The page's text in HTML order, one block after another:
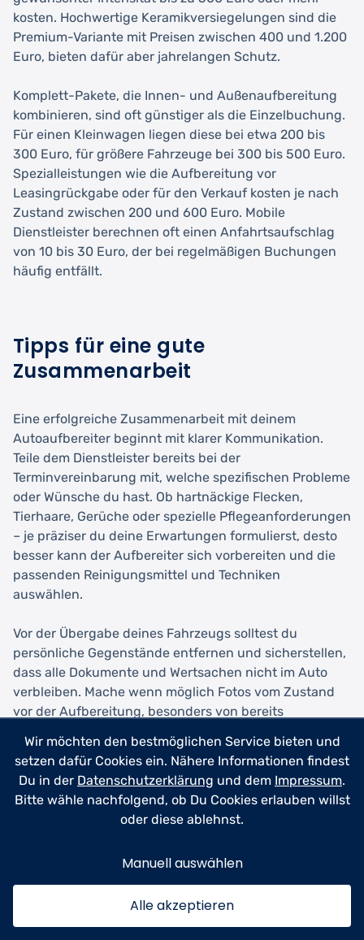
kosten. Hochwertige Keramikversiegelungen sind die
Premium-Variante mit Preisen zwischen 400 und 1.200
Euro, bieten dafür aber jahrelangen Schutz.
Komplett-Pakete, die Innen- und Außenaufbereitung
kombinieren, sind oft günstiger als die Einzelbuchung.
Für einen Kleinwagen liegen diese bei etwa 200 bis
300 Euro, für größere Fahrzeuge bei 300 bis 500 Euro.
Spezialleistungen wie die Aufbereitung vor
Leasingrückgabe oder für den Verkauf kosten je nach
Zustand zwischen 200 und 600 Euro. Mobile
Dienstleister berechnen oft einen Anfahrtsaufschlag
von 10 bis 30 Euro, der bei regelmäßigen Buchungen
häufig entfällt.
Tipps für eine gute
Zusammenarbeit
Eine erfolgreiche Zusammenarbeit mit deinem
Autoaufbereiter beginnt mit klarer Kommunikation.
Teile dem Dienstleister bereits bei der
Terminvereinbarung mit, welche spezifischen Probleme
oder Wünsche du hast. Ob hartnäckige Flecken,
Tierhaare, Gerüche oder spezielle Pflegeanforderungen
– je präziser du deine Erwartungen formulierst, desto
besser kann der Aufbereiter sich vorbereiten und die
passenden Reinigungsmittel und Techniken
auswählen.
Vor der Übergabe deines Fahrzeugs solltest du
persönliche Gegenstände entfernen und sicherstellen,
dass alle Dokumente und Wertsachen nicht im Auto
verbleiben. Mache wenn möglich Fotos vom Zustand
vor der Aufbereitung, besonders von bereits
dient der Absicherung beider Seiten und vermeidet
spätere Missverständnisse. Informiere den Dienstleister
auch über bekannte Macken oder Besonderheiten
deines Fahrzeugs, etwa empfindliche Bedienelemente
Nach der Aufbereitung solltest du dir Zeit nehmen, das
Ergebnis gemeinsam mit dem Dienstleister zu
begutachten. Professionelle Anbieter zeigen dir gerne
ihre Arbeit und erklären, welche Schritte durchgeführt
Wir möchten den bestmöglichen Service bieten und
setzen dafür Cookies ein. Nähere Informationen findest
Du in der Datenschutzerklärung und dem Impressum.
Bitte wähle nachfolgend, ob Du Cookies erlauben willst
oder diese ablehnst.
Manuell auswählen
Alle akzeptieren